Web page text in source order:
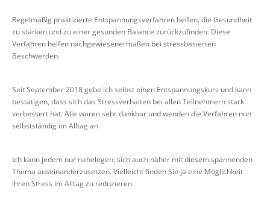
Regelmäßig praktizierte Entspannungsverfahren helfen, die Gesundheit
zu stärken und zu einer gesunden Balance zurückzufinden. Diese
Verfahren helfen nachgewiesenermaßen bei stressbasierten
Beschwerden.
Seit September 2018 gebe ich selbst einen Entspannungskurs und kann
bestätigen, dass sich das Stressverhalten bei allen Teilnehmern stark
verbessert hat. Alle waren sehr dankbar und wenden die Verfahren nun
selbstständig im Alltag an.
Ich kann jedem nur nahelegen, sich auch näher mit diesem spannenden
Thema auseinanderzusetzen. Vielleicht finden Sie ja eine Möglichkeit
ihren Stress im Alltag zu reduzieren.